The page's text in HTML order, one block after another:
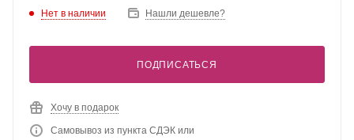
Нет в наличии Нашли дешевле?
ПОДПИСАТЬСЯ
Хочу в подарок
Самовывоз из пункта СДЭК или